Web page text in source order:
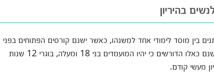
בהיריון
בין מוסד לימודי אחד למשנהו, כאשר ישנם קורסים הפתוחים בפני
הקהל הרחב ואינם מציבים דרישות קבלה כלל, וישנם כאלו הדורשים כי יהיו המועמדים בני 18 ומעלה, בוגרי 12 שנות
מעשי קודם.